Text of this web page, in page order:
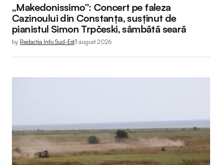
„Makedonissimo”: Concert pe faleza
Cazinoului din Constanța, susținut de
pianistul Simon Trpčeski, sâmbătă seară
by Redactia Info Sud-Est3 august 2026